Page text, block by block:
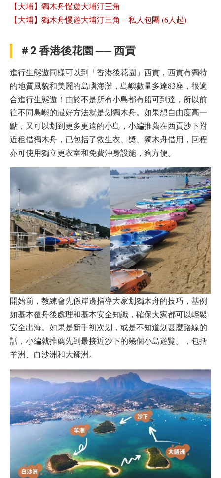
【大埔】獨木舟慢遊大埔汀三角
【大埔】獨木舟慢遊大埔汀三角 – 私人包團 (6人起)
＃2 香港後花園 ── 西貢
進行生態遊同樣可以到「香港後花園」西貢，西貢有獨特
的地質風貌和美麗的島嶼海灘，島嶼數量多達83座，很適
合進行生態遊！由於不是所有小島都有船可到達，所以前
往不同島嶼的最好方法就是划獨木舟。如果想自由度高一
點，又可以划到更多更遠的小島，小編推薦在西貢沙下附
近租借獨木舟，已包括了救生衣、槳、獨木舟借用，回程
亦可使用獨立更衣室和免費沖身設施，夠方便。
開始前，教練會先係岸邊指導大家划獨木舟的技巧，基例
如基本覆舟後處理和基本安全知識，確保大家都可以輕鬆
安全出海。如果是新手初次划，或是不知道划甚麼路線的
話，小編就推薦先到最接近沙下的幾個小島遊覽。，包括
羊洲、白沙洲和大鏟洲。